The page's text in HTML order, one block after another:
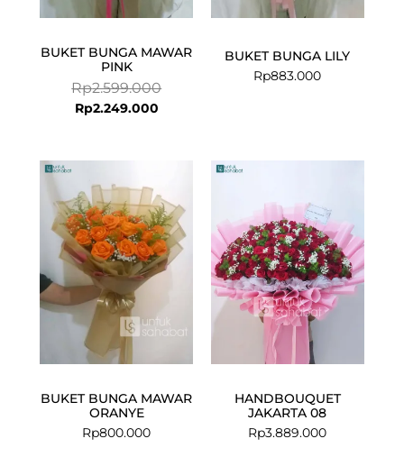
BUKET BUNGA MAWAR
PINK
Rp2.599.000
Rp2.249.000
BUKET BUNGA LILY
Rp883.000
BUKET BUNGA MAWAR
ORANYE
Rp800.000
HANDBOUQUET
JAKARTA 08
Rp3.889.000